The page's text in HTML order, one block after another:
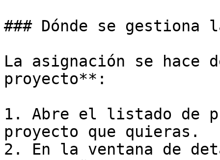
### Dónde se gestiona
La asignación se
proyecto**:
1. Abre el listado de
proyecto que quieras.
2. En la ventana de